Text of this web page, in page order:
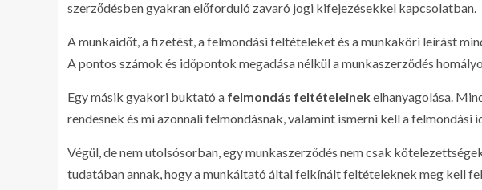
szerződésben gyakran előforduló zavaró jogi kifejezésekkel kapcsolatban.
A munkaidőt, a fizetést, a felmondási feltételeket és a munkaköri leírást
A pontos számok és időpontok megadása nélkül a munkaszerződés
Egy másik gyakori buktató a felmondás feltételeinekelhanyagolása.
rendesnek és mi azonnali felmondásnak, valamint ismerni kell a
Végül, de nem utolsósorban, egy munkaszerződés nem csak
tudatában annak, hogy a munkáltató által felkínált feltételeknek meg kell